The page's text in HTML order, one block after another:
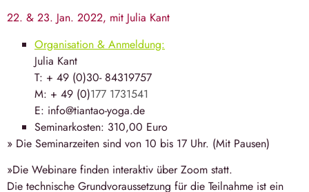
22. & 23. Jan. 2022, mit Julia Kant
Organisation & Anmeldung:
Julia Kant
T: + 49 (0)30- 84319757
M: + 49 (0)177 1731541
E: info@tiantao-yoga.de
Seminarkosten: 310,00 Euro
» Die Seminarzeiten sind von 10 bis 17 Uhr. (Mit Pausen)
»Die Webinare finden interaktiv über Zoom statt.
Die technische Grundvoraussetzung für die Teilnahme ist ein